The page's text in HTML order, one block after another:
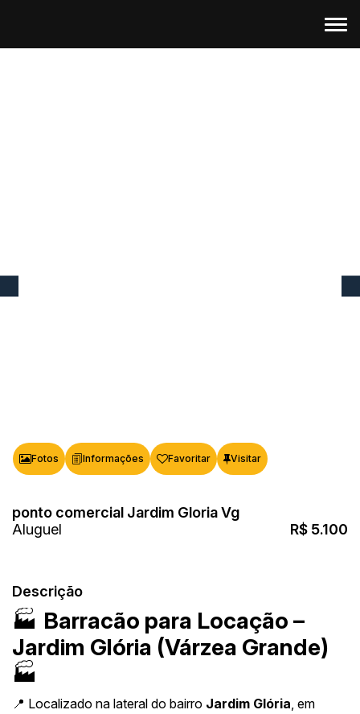
Fotos Favoritar
ponto comercial Jardim Gloria Vg
R$ 5.100
Descrição
🏭 Barracão para Locação –
Jardim Glória (Várzea Grande)
🏭
📍 Localizado na lateral do bairro Jardim Glória, em